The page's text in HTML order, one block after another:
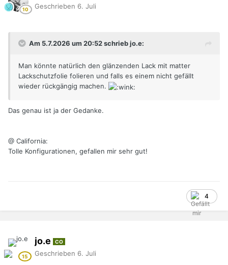
Geschrieben 6. Juli
Am 5.7.2026 um 20:52 schrieb jo.e:
Man könnte natürlich den glänzenden Lack mit matter
Lackschutzfolie folieren und falls es einem nicht gefällt
wieder rückgängig machen.
Das genau ist ja der Gedanke.
@ California:
Tolle Konfigurationen, gefallen mir sehr gut!
4
jo.e CO
Geschrieben 6. Juli